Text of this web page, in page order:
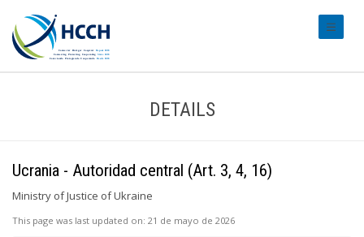
DETAILS
Ucrania - Autoridad central (Art. 3, 4, 16)
Ministry of Justice of Ukraine
This page was last updated on: 21 de mayo de 2026